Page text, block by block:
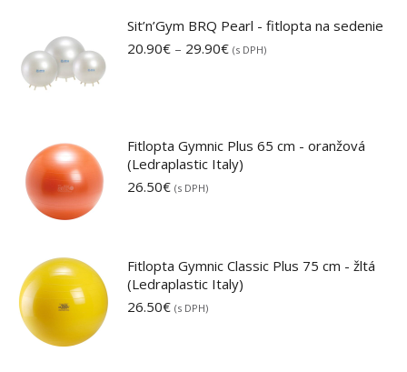
Sit’n’Gym BRQ Pearl - fitlopta na sedenie
20.90€ – 29.90€Price
(s DPH)
Fitlopta Gymnic Plus 65 cm - oranžová
(Ledraplastic Italy)
26.50€ (s DPH)
Fitlopta Gymnic Classic Plus 75 cm - žltá
(Ledraplastic Italy)
26.50€ (s DPH)